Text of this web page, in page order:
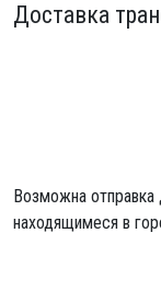
Доставка
Возможна
находящимеся в